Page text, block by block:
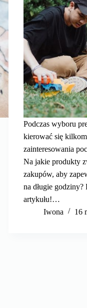
Podczas wyboru
kierować się
zainteresowania
Na jakie produkty
zakupów, aby
na długie
artykułu!…
Iwona
16